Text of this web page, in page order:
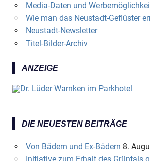
Media-Daten und
Wie man das Neustadt-Geflüster
Neustadt-Newsletter
Titel-Bilder-Archiv
ANZEIGE
DIE NEUESTEN BEITRÄGE
Von Bädern und Ex-Bädern 8.